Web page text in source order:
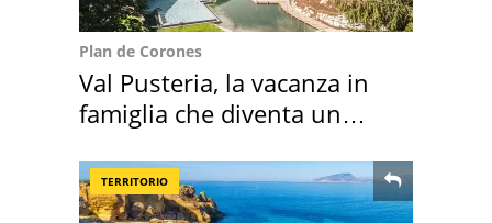
Plan de Corones
Val Pusteria, la vacanza in
famiglia che diventa un
TERRITORIO